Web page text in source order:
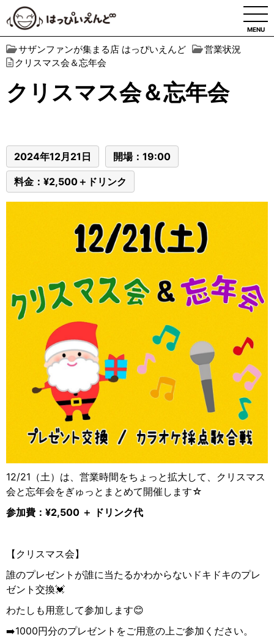
MENU
サザンファンが集まる店 はっぴいえんど
営業状況
クリスマス会＆忘年会
クリスマス会＆忘年会
2024年12月21日 開場：19:00
料金：¥2,500＋ドリンク
12/21（土）は、営業時間をちょっと拡大して、クリスマス
会と忘年会をぎゅっとまとめて開催します☆
参加費：¥2,500 ＋ ドリンク代
【クリスマス会】
誰のプレゼントが誰に当たるかわからないドキドキのプレ
ゼント交換💓
わたしも用意して参加します😊
➡️1000円分のプレゼントをご用意の上ご参加ください。